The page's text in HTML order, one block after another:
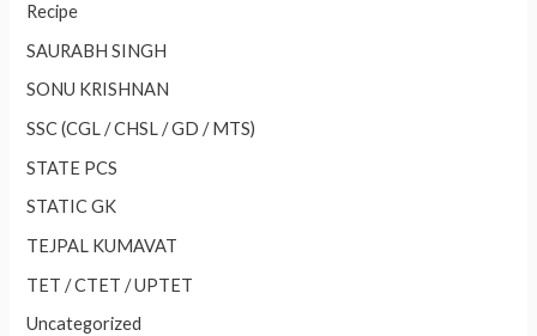
Recipe
SAURABH SINGH
SONU KRISHNAN
SSC (CGL / CHSL / GD / MTS)
STATE PCS
STATIC GK
TEJPAL KUMAVAT
TET / CTET / UPTET
Uncategorized